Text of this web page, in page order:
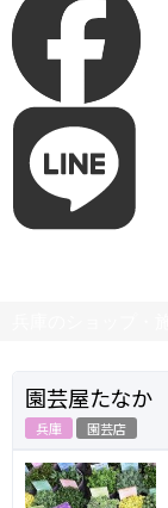
園芸屋たなか
兵庫 園芸店